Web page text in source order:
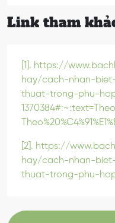
Link tham
[1]. https://
hay/cach-nhan-
thuat-trong-phu-
[2]. https://
hay/cach-nhan-
thuat-trong-phu-